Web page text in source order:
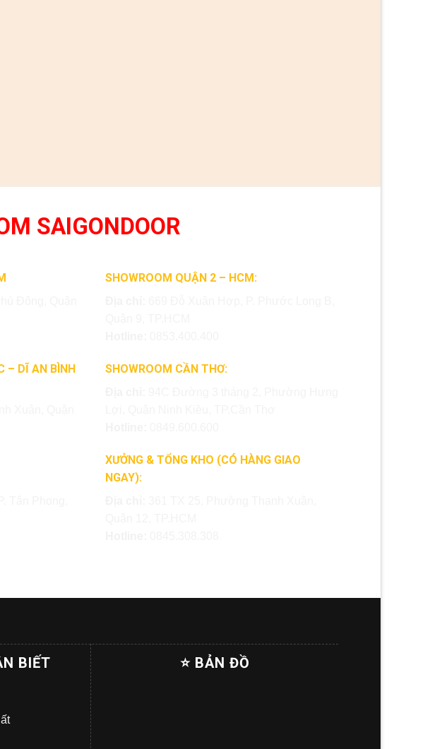
SAIGONDOOR
– DĨ AN BÌNH
SHOWROOM QUẬN 2 – HCM:
SHOWROOM CẦN THƠ:
XƯỞNG & TỔNG KHO (CÓ HÀNG GIAO
NGAY):
BIẾT ⭐ BẢN ĐỒ